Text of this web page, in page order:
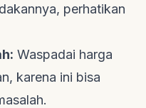
perhatikan
Waspadai harga
karena ini bisa